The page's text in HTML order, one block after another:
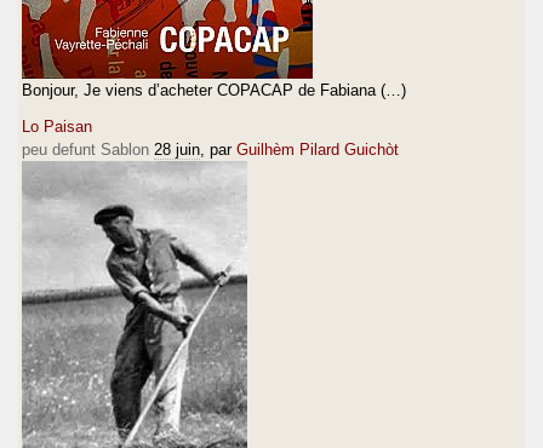
Bonjour, Je viens d’acheter COPACAP de Fabiana (…)
Lo Paisan
peu defunt Sablon 28 juin , par Guilhèm Pilard Guichòt